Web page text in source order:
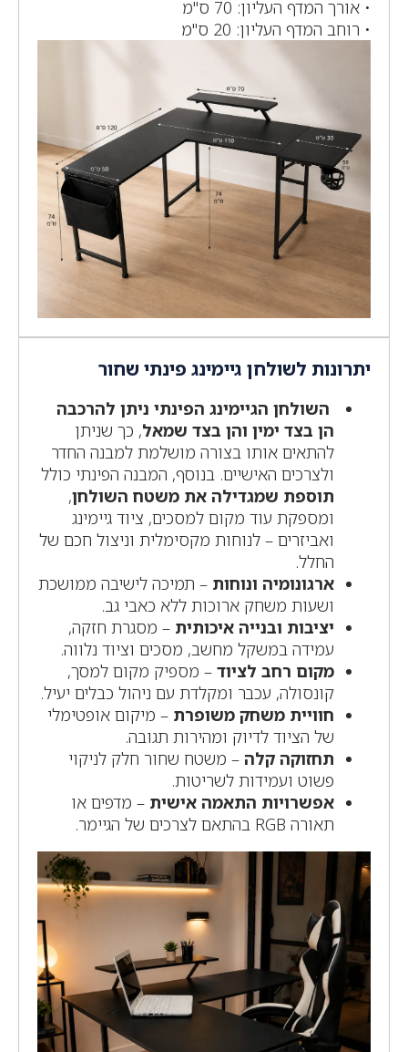
• אורך המדף העליון: 70 ס"מ
• רוחב המדף העליון: 20 ס"מ
יתרונות לשולחן גיימינג פינתי שחור
השולחן הגיימינג הפינתי ניתן להרכבה
הן בצד ימין והן בצד שמאל, כך שניתן
להתאים אותו בצורה מושלמת למבנה החדר
ולצרכים האישיים. בנוסף, המבנה הפינתי כולל
תוספת שמגדילה את משטח השולחן,
ומספקת עוד מקום למסכים, ציוד גיימינג
ואביזרים – לנוחות מקסימלית וניצול חכם של
החלל.
ארגונומיה ונוחות – תמיכה לישיבה ממושכת
ושעות משחק ארוכות ללא כאבי גב.
יציבות ובנייה איכותית – מסגרת חזקה,
עמידה במשקל מחשב, מסכים וציוד נלווה.
מקום רחב לציוד – מספיק מקום למסך,
קונסולה, עכבר ומקלדת עם ניהול כבלים יעיל.
חוויית משחק משופרת – מיקום אופטימלי
של הציוד לדיוק ומהירות תגובה.
תחזוקה קלה – משטח שחור חלק לניקוי
פשוט ועמידות לשריטות.
אפשרויות התאמה אישית – מדפים או
תאורה RGB בהתאם לצרכים של הגיימר.